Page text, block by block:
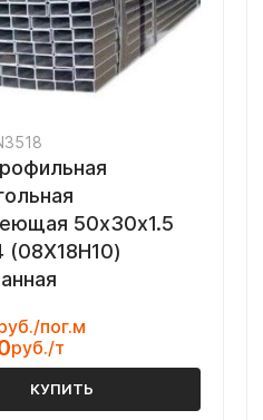
50х30х1.5
(08Х18Н10)
пог.м
руб./т
КУПИТЬ